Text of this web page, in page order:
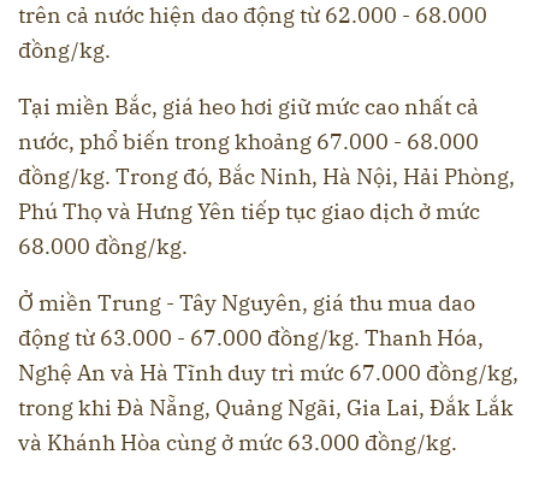
trên cả nước hiện dao động từ 62.000 - 68.000
đồng/kg.
Tại miền Bắc, giá heo hơi giữ mức cao nhất cả
nước, phổ biến trong khoảng 67.000 - 68.000
đồng/kg. Trong đó, Bắc Ninh, Hà Nội, Hải Phòng,
Phú Thọ và Hưng Yên tiếp tục giao dịch ở mức
68.000 đồng/kg.
Ở miền Trung - Tây Nguyên, giá thu mua dao
động từ 63.000 - 67.000 đồng/kg. Thanh Hóa,
Nghệ An và Hà Tĩnh duy trì mức 67.000 đồng/kg,
trong khi Đà Nẵng, Quảng Ngãi, Gia Lai, Đắk Lắk
và Khánh Hòa cùng ở mức 63.000 đồng/kg.